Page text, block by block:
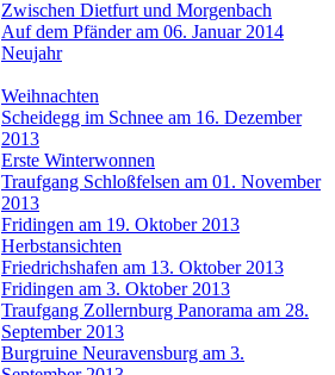
Zwischen Dietfurt und Morgenbach
Auf dem Pfänder am 06. Januar 2014
Neujahr
Weihnachten
Scheidegg im Schnee am 16. Dezember
2013
Erste Winterwonnen
Traufgang Schloßfelsen am 01. November
2013
Fridingen am 19. Oktober 2013
Herbstansichten
Friedrichshafen am 13. Oktober 2013
Fridingen am 3. Oktober 2013
Traufgang Zollernburg Panorama am 28.
September 2013
Burgruine Neuravensburg am 3.